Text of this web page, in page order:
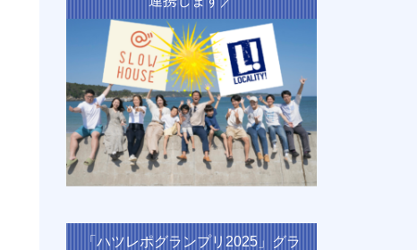
「ハツレポグランプリ2025」グラ